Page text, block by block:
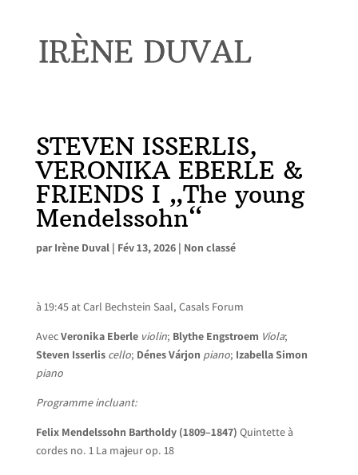
STEVEN ISSERLIS,
VERONIKA EBERLE &
FRIENDS I „The young
Mendelssohn“
parIrène Duval| Fév 13, 2026| Non classé
à 19:45 at Carl Bechstein Saal, Casals Forum
AvecVeronika Eberle violin; Blythe Engstroem Viola;
Steven Isserlis cello; Dénes Várjon piano; Izabella Simon
piano
Programme incluant:
Felix Mendelssohn Bartholdy (1809–1847) Quintette à
cordes no. 1 La majeur op. 18